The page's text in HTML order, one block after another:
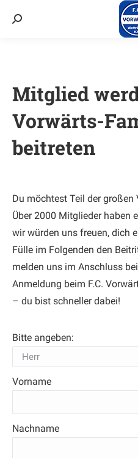
Suchen:
Mitglied
Vorwärts-
beitreten
Du möchtest Teil der großen
Über 2000 Mitglieder haben
wir würden uns freuen, dich
Fülle im Folgenden den
melden uns im Anschluss
Anmeldung beim F.C.
– du bist schneller dabei!
Bitte angeben:
Vorname
Nachname